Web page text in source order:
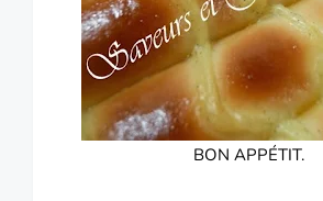
BON APPÉTIT.